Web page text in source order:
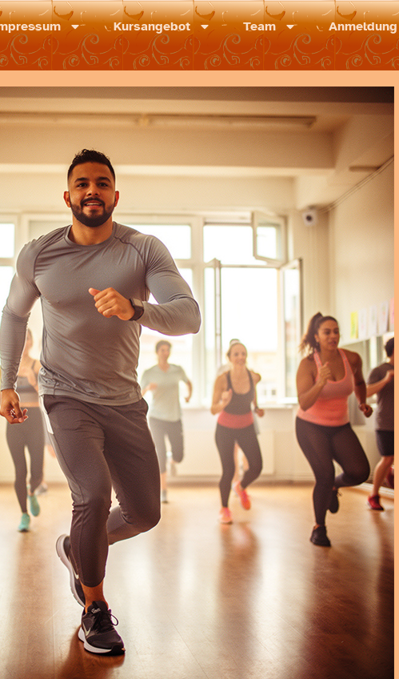
Kursangebot Team Anmeldung